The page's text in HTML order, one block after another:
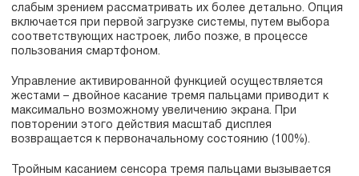
слабым зрением рассматривать их более детально. Опция
включается при первой загрузке системы, путем выбора
соответствующих настроек, либо позже, в процессе
пользования смартфоном.
Управление активированной функцией осуществляется
жестами – двойное касание тремя пальцами приводит к
максимально возможному увеличению экрана. При
повторении этого действия масштаб дисплея
возвращается к первоначальному состоянию (100%).
Тройным касанием сенсора тремя пальцами вызывается